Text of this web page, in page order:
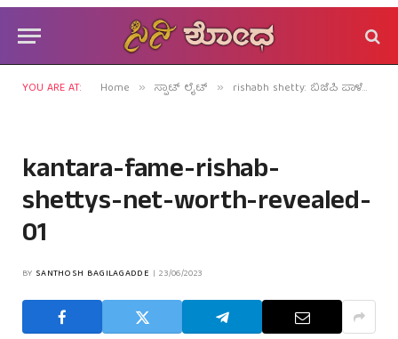
YOU ARE AT: Home » ಸ್ಪಾಟ್ ಲೈಟ್ » rishabh shetty: ಬಿಜೆಪಿ ಪಾಳೆಯದಲ್ಲಿ ತಣ್ಣಗೆ ನಡೆಯುತ್ತಿದೆ ಕಸರತ್ತು!
kantara-fame-rishab-
shettys-net-worth-revealed-
01
BY SANTHOSH BAGILAGADDE 23/06/2023